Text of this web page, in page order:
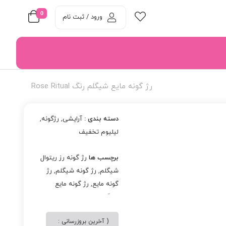
0 ورود / ثبت نام
رژ گونه مایع شیگلم رنگ Rose Ritual
دسته بندی :آرایشی, رژگونه,
لیلیوم تخفیف
برچسب ها رژ گونه رز ریتوال
شیگلم, رژ گونه شیگلم, رژ
گونه مایع, رژ گونه مایع
شیگلم
( آخرین بروزرسانی :